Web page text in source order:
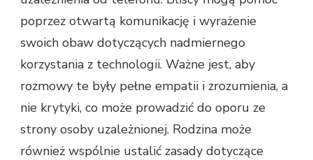
poprzez otwartą komunikację i wyrażenie
swoich obaw dotyczących nadmiernego
korzystania z technologii. Ważne jest, aby
rozmowy te były pełne empatii i zrozumienia, a
nie krytyki, co może prowadzić do oporu ze
strony osoby uzależnionej. Rodzina może
również wspólnie ustalić zasady dotyczące